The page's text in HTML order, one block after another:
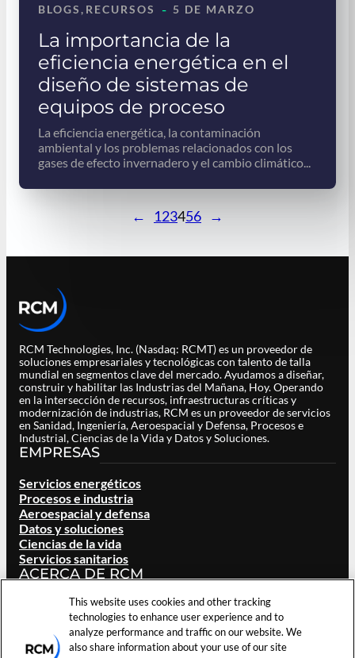
La importancia de la
eficiencia energética en el
diseño de sistemas de
equipos de proceso
BLOGS, RECURSOS - 5 DE MARZO
La eficiencia energética, la contaminación
ambiental y los problemas relacionados con los
gases de efecto invernadero y el cambio climático...
← 123456 →
RCM Technologies, Inc. (Nasdaq: RCMT) es un proveedor de
soluciones empresariales y tecnológicas con talento de talla
mundial en segmentos clave del mercado. Ayudamos a diseñar,
construir y habilitar las Industrias del Mañana, Hoy. Operando
en la intersección de recursos, infraestructuras críticas y
modernización de industrias, RCM es un proveedor de servicios
en Sanidad, Ingeniería, Aeroespacial y Defensa, Procesos e
Industrial, Ciencias de la Vida y Datos y Soluciones.
EMPRESAS
Servicios energéticos
Procesos e industria
Aeroespacial y defensa
Datos y soluciones
Ciencias de la vida
Servicios sanitarios
ACERCA DE RCM
Visión general
Nuestra marca
Ubicaciones
Carreras
This website uses cookies and other tracking
technologies to enhance user experience and to
analyze performance and traffic on our website. We
also share information about your use of our site